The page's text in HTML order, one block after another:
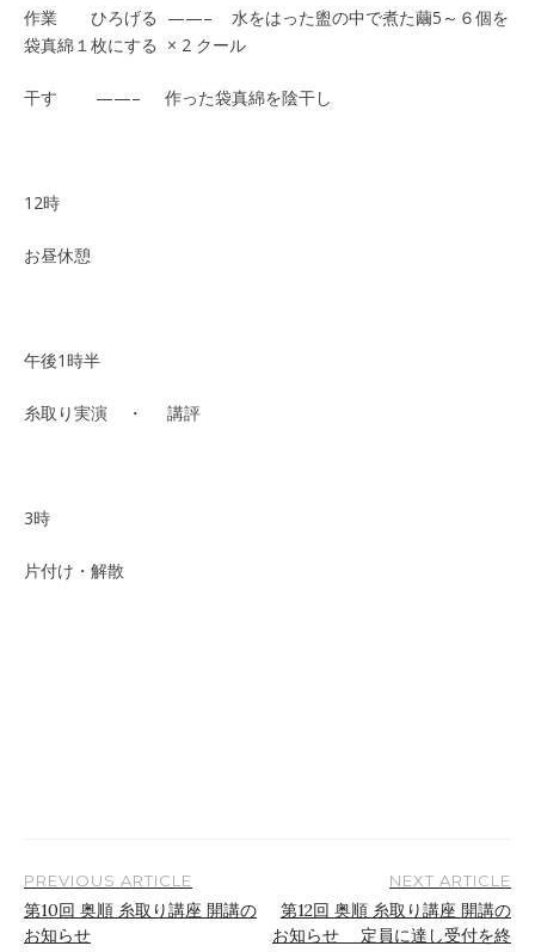
作業 ひろげる ——– 水をはった盥の中で煮た繭5～６個を
袋真綿１枚にする × 2 クール
干す ——– 作った袋真綿を陰干し
12時
お昼休憩
午後1時半
糸取り実演 ・ 講評
3時
片付け・解散
投
PREVIOUS ARTICLE
第10回 奥順 糸取り講座 開講の
お知らせ
NEXT ARTICLE
第12回 奥順 糸取り講座 開講の
お知らせ 定員に達し受付を終